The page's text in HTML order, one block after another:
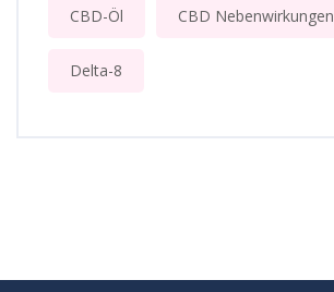
CBD-Öl CBD Nebenwirkungen
Delta-8